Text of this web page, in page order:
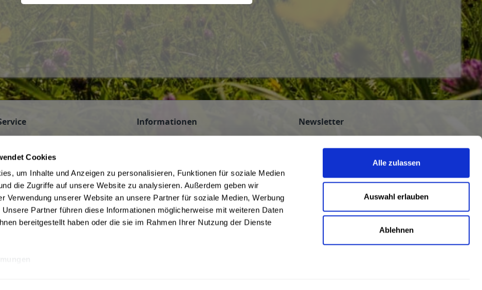
Cookies
um Inhalte und Anzeigen zu personalisieren, Funktionen für soziale Medien
die Zugriffe auf unsere Website zu analysieren. Außerdem geben wir
Verwendung unserer Website an unsere Partner für soziale Medien, Werbung
Unsere Partner führen diese Informationen möglicherweise mit weiteren Daten
bereitgestellt haben oder die sie im Rahmen Ihrer Nutzung der Dienste
Alle zulassen
Auswahl erlauben
Ablehnen
auf Kommission
Delivery Service in Munich
Informationen
AGB des Lieferanten
Widerrufsbelehrung des Lieferanten
Liefer- und Zahlungsbedingungen
Newsletter
Abonnieren Sie den kostenlosen
getraenkedienst.com-Newsletter und
verpassen Sie keine Neuigkeit oder Aktion.